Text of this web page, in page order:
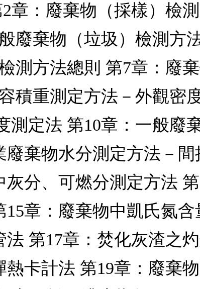
章：廢棄物（採樣）檢
廢棄物（垃圾）檢測方
測方法總則 第7章：廢
積重測定方法－外觀密
測定法 第10章：一般廢
棄物水分測定方法－間
分、可燃分測定方法
章：廢棄物中凱氏氮含
第17章：焚化灰渣之
卡計法 第19章：廢棄